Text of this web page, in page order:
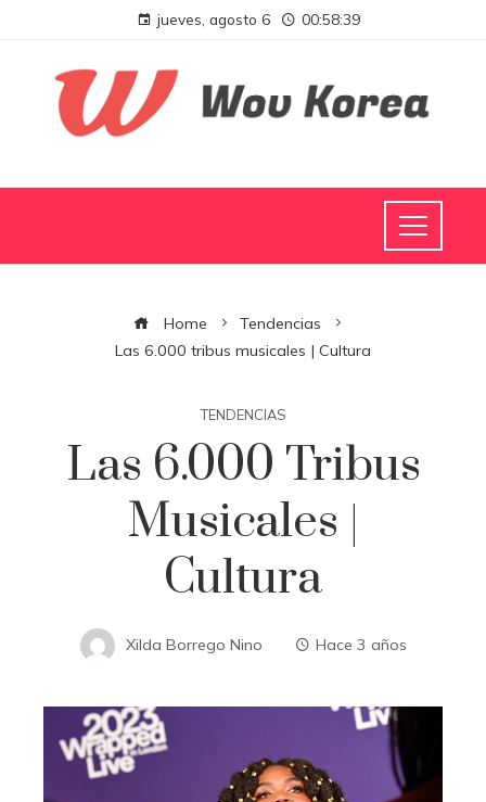
jueves, agosto 6 00:58:40
Home
Tendencias
Las 6.000 tribus musicales | Cultura
TENDENCIAS
Las 6.000 Tribus
Musicales |
Cultura
Xilda Borrego Nino Hace 3 años